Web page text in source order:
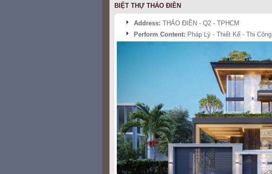
BIỆT THỰ THẢO ĐIỀN
Address: THẢO ĐIỀN - Q2 - TPHCM
Perform Content: Pháp Lý - Thiết Kế - Thi Công